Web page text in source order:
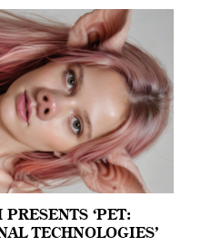
‘PET:
TECHNOLOGIES’